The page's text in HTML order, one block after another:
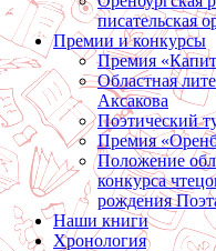
писательская
Премии и конкурсы
Премия
Областная
Аксакова
Поэтический
Премия
Положение
конкурса
рождения
Наши книги
Хронология